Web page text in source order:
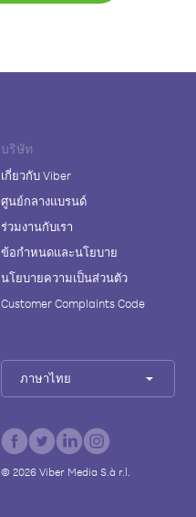
บริษัท
เกี่ยวกับ Viber
ศูนย์กลางแบรนด์
ร่วมงานกับเรา
ข้อกำหนดและนโยบาย
นโยบายความเป็นส่วนตัว
Customer Complaints Code
ภาษาไทย
© 2026Viber Media S.à r.l.